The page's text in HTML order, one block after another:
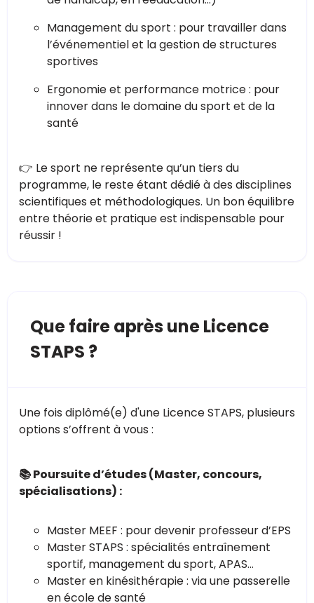
Management du sport : pour travailler dans
l’événementiel et la gestion de structures
sportives
Ergonomie et performance motrice : pour
innover dans le domaine du sport et de la
santé
👉 Le sport ne représente qu’un tiers du
programme, le reste étant dédié à des disciplines
scientifiques et méthodologiques. Un bon équilibre
entre théorie et pratique est indispensable pour
réussir !
Que faire après une Licence
STAPS ?
Une fois diplômé(e) d'une Licence STAPS, plusieurs
options s’offrent à vous :
📚 Poursuite d’études (Master, concours,
spécialisations) :
Master MEEF : pour devenir professeur d’EPS
Master STAPS : spécialités entraînement
sportif, management du sport, APAS…
Master en kinésithérapie : via une passerelle
en école de santé